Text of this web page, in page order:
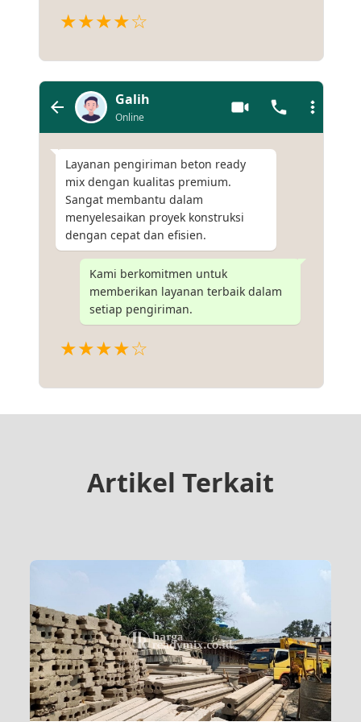
★★★★☆
Galih
Online
Layanan pengiriman beton ready
mix dengan kualitas premium.
Sangat membantu dalam
menyelesaikan proyek konstruksi
dengan cepat dan efisien.
Kami berkomitmen untuk
memberikan layanan terbaik dalam
setiap pengiriman.
★★★★☆
Artikel Terkait